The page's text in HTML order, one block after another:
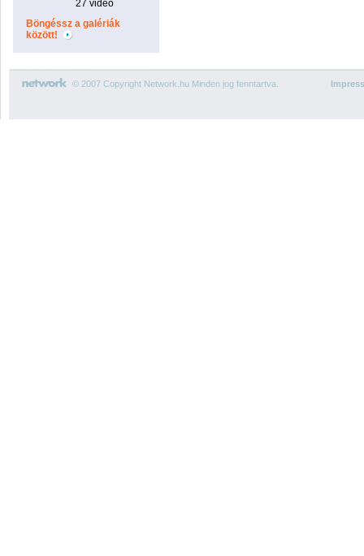
27 videó
Böngéssz a galériák
között!
© 2007 Copyright Network.hu Minden jog fenntartva.